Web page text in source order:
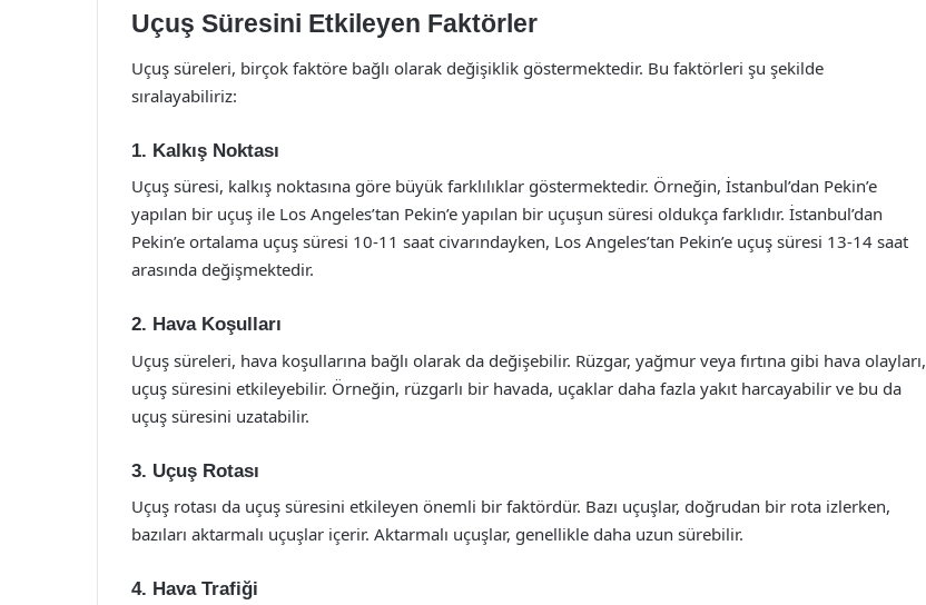
Uçuş Süresini Etkileyen Faktörler
Uçuş süreleri, birçok faktöre bağlı olarak değişiklik göstermektedir. Bu faktörleri şu şekilde
sıralayabiliriz:
1. Kalkış Noktası
Uçuş süresi, kalkış noktasına göre büyük farklılıklar göstermektedir. Örneğin, İstanbul’dan Pekin’e
yapılan bir uçuş ile Los Angeles’tan Pekin’e yapılan bir uçuşun süresi oldukça farklıdır. İstanbul’dan
Pekin’e ortalama uçuş süresi 10-11 saat civarındayken, Los Angeles’tan Pekin’e uçuş süresi 13-14 saat
arasında değişmektedir.
2. Hava Koşulları
Uçuş süreleri, hava koşullarına bağlı olarak da değişebilir. Rüzgar, yağmur veya fırtına gibi hava olayları,
uçuş süresini etkileyebilir. Örneğin, rüzgarlı bir havada, uçaklar daha fazla yakıt harcayabilir ve bu da
uçuş süresini uzatabilir.
3. Uçuş Rotası
Uçuş rotası da uçuş süresini etkileyen önemli bir faktördür. Bazı uçuşlar, doğrudan bir rota izlerken,
bazıları aktarmalı uçuşlar içerir. Aktarmalı uçuşlar, genellikle daha uzun sürebilir.
4. Hava Trafiği